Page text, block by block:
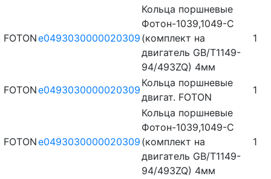
FOTONe0493030000020309
Кольца поршневые
Фотон-1039,1049-С
(комплект на
двигатель GB/T1149-
94/493ZQ) 4мм
1
FOTONe0493030000020309
Кольца поршневые
двигат. FOTON
1
FOTONe0493030000020309
Кольца поршневые
Фотон-1039,1049-С
(комплект на
двигатель GB/T1149-
94/493ZQ) 4мм
1